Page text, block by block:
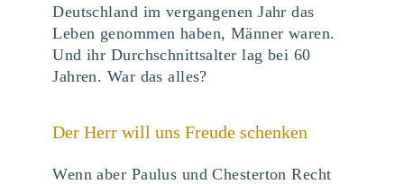
Deutschland im vergangenen Jahr das
Leben genommen haben, Männer waren.
Und ihr Durchschnittsalter lag bei 60
Jahren. War das alles?
Der Herr will uns Freude schenken
Wenn aber Paulus und Chesterton Recht